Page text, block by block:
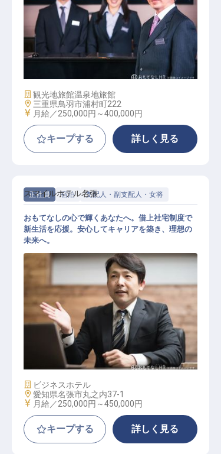
マネージャー・支配人（宿泊部門）
施設業態
観光地旅館温泉地旅館
勤務地
三重県鳥羽市浦村町222
給与
月給／250,000円～400,000円
キープする 詳しく見る
正社員 宿泊 支配人・副支配人・女将
ホテル副支配人・マネージャー候補
スマイルホテル名張
おもてなしの心で輝くあなたへ。借上社宅制度で
新生活を応援。安心してキャリアを築き、理想の
未来へ。
施設業態
ビジネスホテル
勤務地
愛知県名張市丸之内37-1
給与
月給／250,000円～450,000円
キープする 詳しく見る